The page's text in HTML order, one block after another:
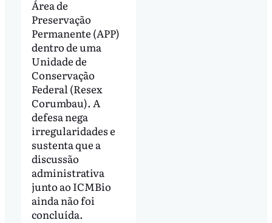
Área de
Preservação
Permanente (APP)
dentro de uma
Unidade de
Conservação
Federal (Resex
Corumbau). A
defesa nega
irregularidades e
sustenta que a
discussão
administrativa
junto ao ICMBio
ainda não foi
concluída.